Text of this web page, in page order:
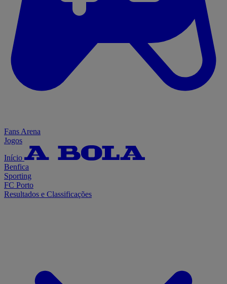
Fans Arena
Jogos
Início
Benfica
Sporting
FC Porto
Resultados e Classificações